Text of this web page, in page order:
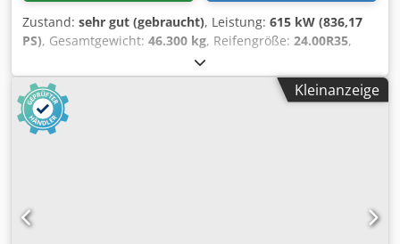
Zustand: sehr gut (gebraucht), Leistung: 615 kW (836,17
PS), Gesamtgewicht: 46.300 kg, Reifengröße: 24.00R35,
, Baujahr:
7.819 h, Ausstattung:Klimaanlage, CATERPILLAR 775G
Verkaufs- und Lieferungsdatum: 2021 Baujahr: 2020
Betriebsstunden: 7.819 Std. geschlossene Kabine Dkjdezdi
Txjpfx Al Sjr Radio Klimaanlage Rückfahrkamera
Kleinanzeige